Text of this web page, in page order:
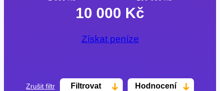
10 000 Kč
Získat peníze
Zrušit filtr Filtrovat Hodnocení